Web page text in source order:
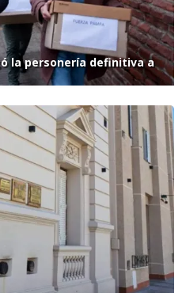
la personería definitiva a